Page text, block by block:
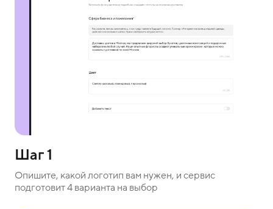
Шаг 1
Опишите, какой логотип вам нужен, и сервис
подготовит 4 варианта на выбор